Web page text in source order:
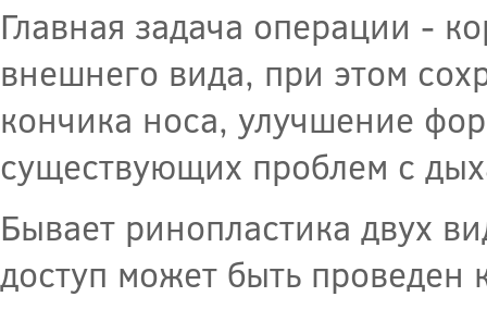
Главная задача операции -
внешнего вида, при этом
кончика носа, улучшение
существующих проблем с
Бывает ринопластика двух
доступ может быть проведен